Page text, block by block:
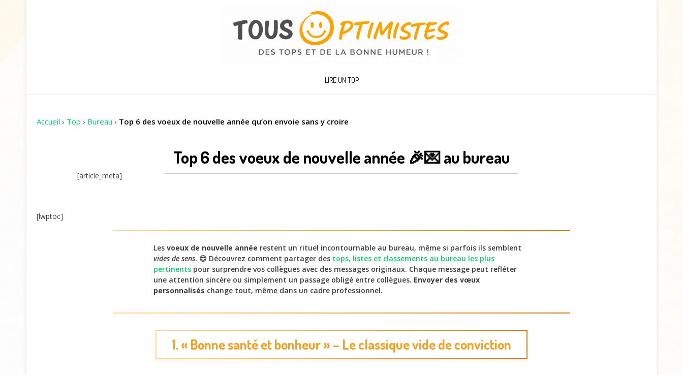
LIRE UN TOP
Accueil › Top › Bureau › Top 6 des voeux de nouvelle année qu’on envoie sans y croire
Top 6 des voeux de nouvelle année 🎉💌 au bureau
[article_meta]
[lwptoc]
Les voeux de nouvelle année restent un rituel incontournable au bureau, même si parfois ils semblent
vides de sens. 😊 Découvrez comment partager des tops, listes et classements au bureau les plus
pertinents pour surprendre vos collègues avec des messages originaux. Chaque message peut refléter
une attention sincère ou simplement un passage obligé entre collègues. Envoyer des vœux
personnalisés change tout, même dans un cadre professionnel.
1. « Bonne santé et bonheur » – Le classique vide de conviction